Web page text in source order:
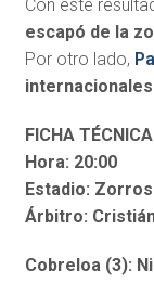
Con este
escapó de la
Por otro lado,
FICHA TÉCNICA
Hora: 20:00
Estadio:
Árbitro:
Cobreloa (3):